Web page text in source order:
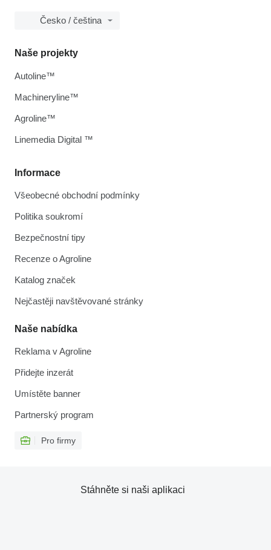
Česko / čeština
Informace
Všeobecné obchodní podmínky
Politika soukromí
Bezpečnostní tipy
Recenze o Agroline
Katalog značek
Nejčastěji navštěvované stránky
Naše nabídka
Reklama v Agroline
Přidejte inzerát
Umístěte banner
Partnerský program
Pro firmy
Naše projekty
Autoline™
Machineryline™
Agroline™
Linemedia Digital ™
Stáhněte si naši aplikaci